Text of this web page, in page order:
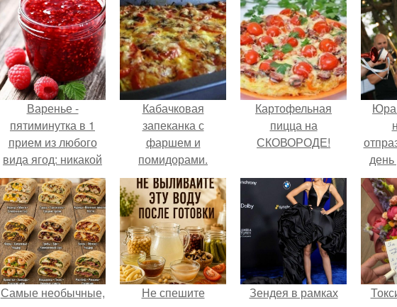
Варенье -
пятиминутка в 1
прием из любого
вида ягод: никакой
длительной варки,
все витамины на
месте!
Кабачковая
запеканка с
фаршем и
помидорами.
Картофельная
пицца на
СКОВОРОДЕ!
Юра
Самые необычные,
Не спешите
Зендея в рамках